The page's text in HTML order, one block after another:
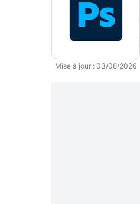
Mise à jour : 03/08/2026